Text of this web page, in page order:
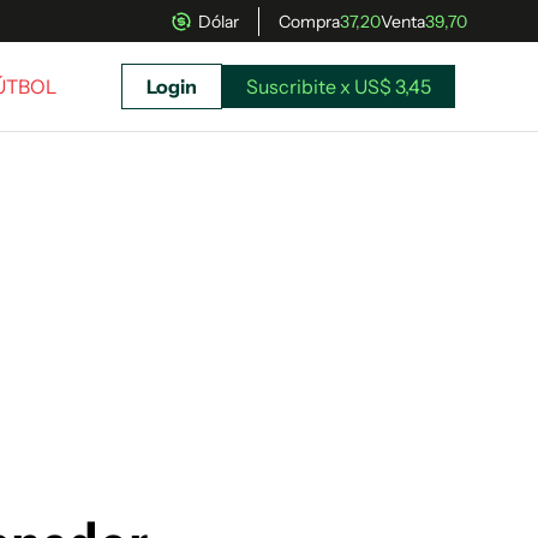
Dólar Compra37,20Venta39,70
Login Suscribite x US$ 3,45